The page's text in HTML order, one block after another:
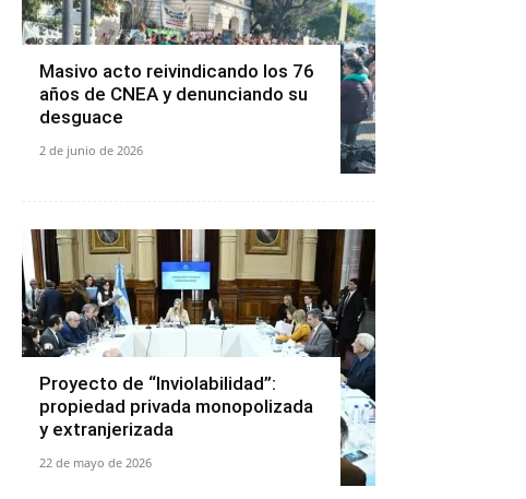
Masivo acto reivindicando los 76
años de CNEA y denunciando su
desguace
2 de junio de 2026
Proyecto de “Inviolabilidad”:
propiedad privada monopolizada
y extranjerizada
22 de mayo de 2026